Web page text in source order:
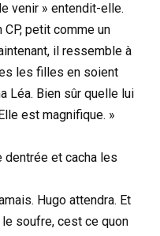
venir » entendit-elle.
petit comme un
il ressemble à
les filles en soient
Léa. Bien sûr quelle lui
est magnifique. »
dentrée et cacha les
Hugo attendra. Et
soufre, cest ce quon